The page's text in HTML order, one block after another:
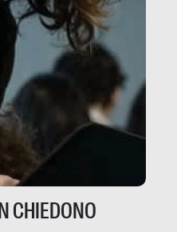
CHIEDONO